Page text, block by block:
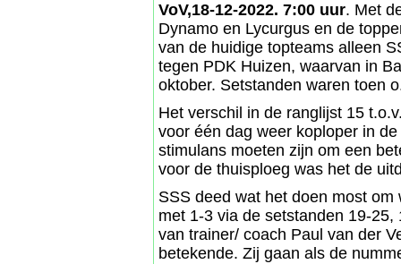
VoV,18-12-2022. 7:00 uur. Met
Dynamo en Lycurgus en de
van de huidige topteams alleen
tegen PDK Huizen, waarvan in
oktober. Setstanden waren toen
Het verschil in de ranglijst 15
voor één dag weer koploper in
stimulans moeten zijn om een
voor de thuisploeg was het de
SSS deed wat het doen most
met 1-3 via de setstanden 19-
van trainer/ coach Paul van der
betekende. Zij gaan als de